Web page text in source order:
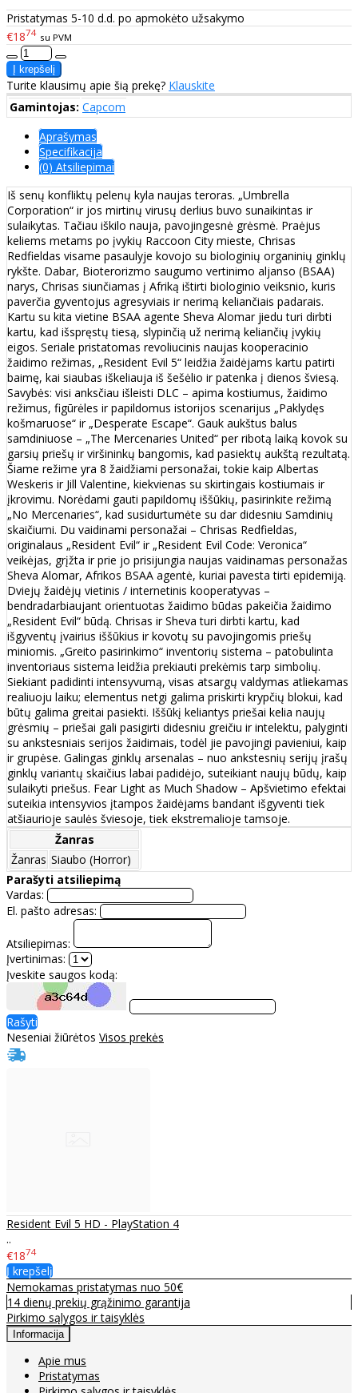
Pristatymas 5-10 d.d. po apmokėto užsakymo
€1874 su PVM
Turite klausimų apie šią prekę? Klauskite
Gamintojas: Capcom
Aprašymas
Specifikacija
(0) Atsiliepimai
Iš senų konfliktų pelenų kyla naujas teroras. „Umbrella
Corporation“ ir jos mirtinų virusų derlius buvo sunaikintas ir
sulaikytas. Tačiau iškilo nauja, pavojingesnė grėsmė. Praėjus
keliems metams po įvykių Raccoon City mieste, Chrisas
Redfieldas visame pasaulyje kovojo su biologinių organinių ginklų
rykšte. Dabar, Bioterorizmo saugumo vertinimo aljanso (BSAA)
narys, Chrisas siunčiamas į Afriką ištirti biologinio veiksnio, kuris
paverčia gyventojus agresyviais ir nerimą keliančiais padarais.
Kartu su kita vietine BSAA agente Sheva Alomar jiedu turi dirbti
kartu, kad išspręstų tiesą, slypinčią už nerimą keliančių įvykių
eigos. Seriale pristatomas revoliucinis naujas kooperacinio
žaidimo režimas, „Resident Evil 5“ leidžia žaidėjams kartu patirti
baimę, kai siaubas iškeliauja iš šešėlio ir patenka į dienos šviesą.
Savybės: visi anksčiau išleisti DLC – apima kostiumus, žaidimo
režimus, figūrėles ir papildomus istorijos scenarijus „Paklydęs
košmaruose“ ir „Desperate Escape“. Gauk aukštus balus
samdiniuose – „The Mercenaries United“ per ribotą laiką kovok su
garsių priešų ir viršininkų bangomis, kad pasiektų aukštą rezultatą.
Šiame režime yra 8 žaidžiami personažai, tokie kaip Albertas
Weskeris ir Jill Valentine, kiekvienas su skirtingais kostiumais ir
įkrovimu. Norėdami gauti papildomų iššūkių, pasirinkite režimą
„No Mercenaries“, kad susidurtumėte su dar didesniu Samdinių
skaičiumi. Du vaidinami personažai – Chrisas Redfieldas,
originalaus „Resident Evil“ ir „Resident Evil Code: Veronica“
veikėjas, grįžta ir prie jo prisijungia naujas vaidinamas personažas
Sheva Alomar, Afrikos BSAA agentė, kuriai pavesta tirti epidemiją.
Dviejų žaidėjų vietinis / internetinis kooperatyvas –
bendradarbiaujant orientuotas žaidimo būdas pakeičia žaidimo
„Resident Evil“ būdą. Chrisas ir Sheva turi dirbti kartu, kad
išgyventų įvairius iššūkius ir kovotų su pavojingomis priešų
miniomis. „Greito pasirinkimo“ inventorių sistema – patobulinta
inventoriaus sistema leidžia prekiauti prekėmis tarp simbolių.
Siekiant padidinti intensyvumą, visas atsargų valdymas atliekamas
realiuoju laiku; elementus netgi galima priskirti krypčių blokui, kad
būtų galima greitai pasiekti. Iššūkį keliantys priešai kelia naujų
grėsmių – priešai gali pasigirti didesniu greičiu ir intelektu, palyginti
su ankstesniais serijos žaidimais, todėl jie pavojingi pavieniui, kaip
ir grupėse. Galingas ginklų arsenalas – nuo ankstesnių serijų įrašų
ginklų variantų skaičius labai padidėjo, suteikiant naujų būdų, kaip
sulaikyti priešus. Fear Light as Much Shadow – Apšvietimo efektai
suteikia intensyvios įtampos žaidėjams bandant išgyventi tiek
atšiaurioje saulės šviesoje, tiek ekstremalioje tamsoje.
Žanras
Žanras Siaubo (Horror)
Parašyti atsiliepimą
Vardas:
El. pašto adresas:
Atsiliepimas:
Įvertinimas:
Įveskite saugos kodą:
Rašyti
Neseniai žiūrėtos Visos prekės
Resident Evil 5 HD - PlayStation 4
..
€1874
Į krepšelį
Nemokamas pristatymas nuo 50€
14 dienų prekių grąžinimo garantija
Pirkimo sąlygos ir taisyklės
Informacija
Apie mus
Pristatymas